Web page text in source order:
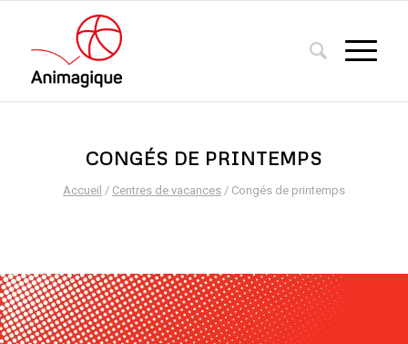
CONGÉS DE PRINTEMPS
Accueil / Centres de vacances/ Congés de printemps